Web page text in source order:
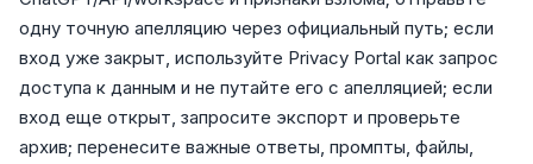
одну точную апелляцию через официальный путь; если
вход уже закрыт, используйте Privacy Portal как запрос
доступа к данным и не путайте его с апелляцией; если
вход еще открыт, запросите экспорт и проверьте
архив; перенесите важные ответы, промпты, файлы,